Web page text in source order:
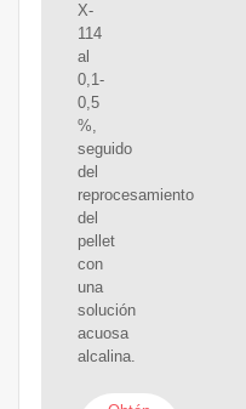
X-
114
al
0,1-
0,5
%,
seguido
del
reprocesamiento
del
pellet
con
una
solución
acuosa
alcalina.